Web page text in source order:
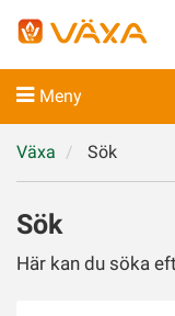
Meny
Växa Sök
Sök
Här kan du söka